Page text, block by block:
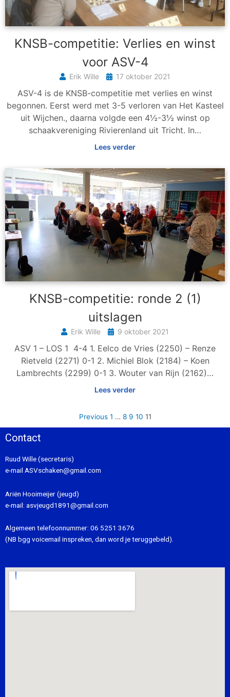
KNSB-competitie: Verlies en winst
voor ASV-4
Erik Wille 17 oktober 2021
ASV-4 is de KNSB-competitie met verlies en winst
begonnen. Eerst werd met 3-5 verloren van Het Kasteel
uit Wijchen., daarna volgde een 4½-3½ winst op
schaakvereniging Rivierenland uit Tricht. In…
Lees verder
KNSB-competitie: ronde 2 (1)
uitslagen
Erik Wille 9 oktober 2021
ASV 1 – LOS 1 4-4 1. Eelco de Vries (2250) – Renze
Rietveld (2271) 0-1 2. Michiel Blok (2184) – Koen
Lambrechts (2299) 0-1 3. Wouter van Rijn (2162)…
Lees verder
Previous 1 … 8 9 10 11
Contact
Ruud Wille (secretaris)
e-mail ASVschaken@gmail.com
Ariën Hooimeijer (jeugd)
e-mail: asvjeugd1891@gmail.com
Algemeen telefoonnummer: 06 5251 3676
(NB bgg voicemail inspreken, dan word je teruggebeld).